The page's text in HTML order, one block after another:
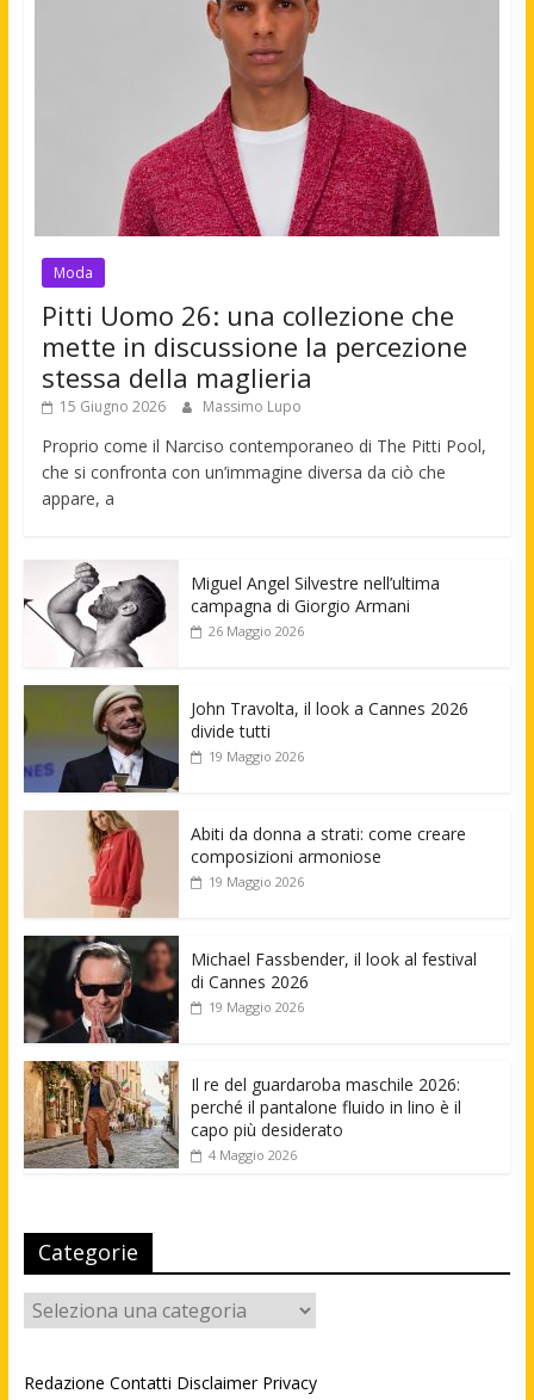
Moda
Pitti Uomo 26: una collezione che
mette in discussione la percezione
stessa della maglieria
15 Giugno 2026 Massimo Lupo
Proprio come il Narciso contemporaneo di The Pitti Pool,
che si confronta con un’immagine diversa da ciò che
appare, a
Miguel Angel Silvestre nell’ultima
campagna di Giorgio Armani
26 Maggio 2026
John Travolta, il look a Cannes 2026
divide tutti
19 Maggio 2026
Abiti da donna a strati: come creare
composizioni armoniose
19 Maggio 2026
Michael Fassbender, il look al festival
di Cannes 2026
19 Maggio 2026
Il re del guardaroba maschile 2026:
perché il pantalone fluido in lino è il
capo più desiderato
4 Maggio 2026
Categorie
Categorie
Redazione Contatti Disclaimer Privacy